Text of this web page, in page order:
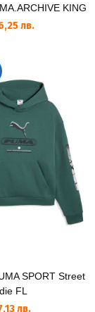
KING
лв.
SPORT Street
FL
лв.